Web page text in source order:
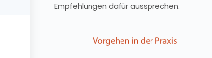
Empfehlungen dafür aussprechen.